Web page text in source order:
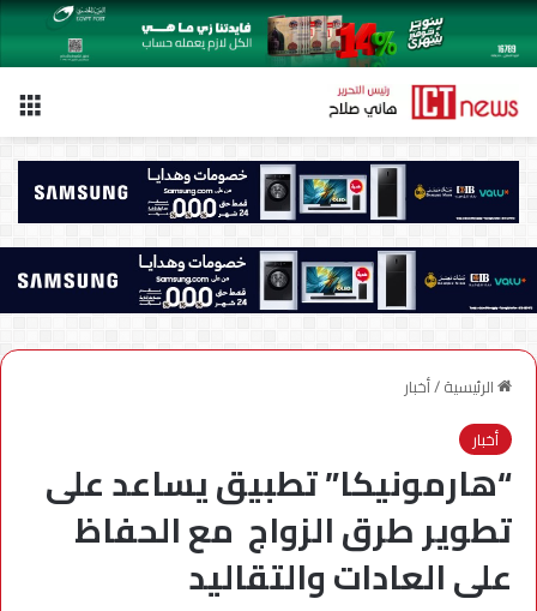
الرئيسية/أخبار
أخبار
“هارمونيكا” تطبيق يساعد على
تطوير طرق الزواج مع الحفاظ
على العادات والتقاليد